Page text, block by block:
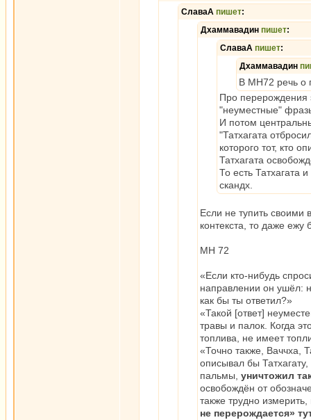
СлаваА пишет:
Дхаммавадин пишет:
СлаваА пишет:
Дхаммавадин
В МН72 речь о
Про перерождения
"неуместные"
И потом
"Татхагата
которого тот, кто
Татхагата
То есть Татхагата
скандх.
Если не тупить своими
контекста, то даже ежу
МН 72
«Если кто-нибудь
направлении он ушёл:
как бы ты ответил?»
«Такой [ответ]
травы и палок. Когда
топлива, не имеет
«Точно также, Ваччха,
описывал бы
пальмы, уничтожил
освобождён от
также трудно
не перерождается»